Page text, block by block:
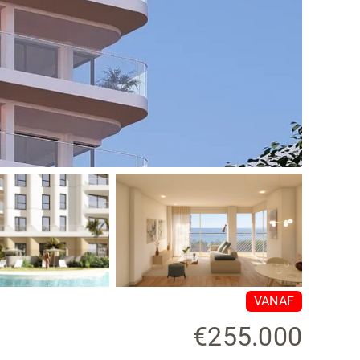
€255.000
VANAF